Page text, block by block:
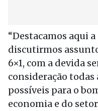
“Destacamos aqui
discutirmos
6×1, com a devida
consideração todas
possíveis para o
economia e do